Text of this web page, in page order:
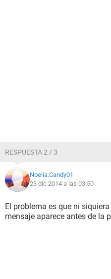
RESPUESTA 2 / 3
Noelia.Candy01
23 dic 2014 a las 03:50
El problema es que ni
mensaje aparece antes de la